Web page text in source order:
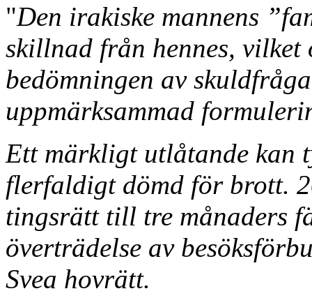
"Den irakiske mannens
skillnad från hennes, vilket
bedömningen av
uppmärksammad
Ett märkligt utlåtande kan
flerfaldigt dömd för brott.
tingsrätt till tre månaders
överträdelse av
Svea hovrätt.